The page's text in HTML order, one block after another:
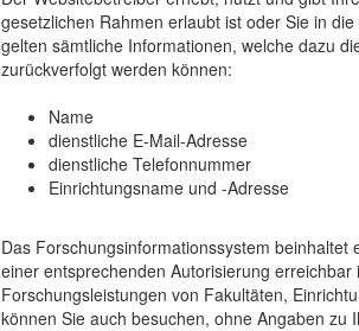
gesetzlichen Rahmen erlaubt ist oder Sie in
gelten sämtliche Informationen, welche dazu
zurückverfolgt werden können:
Name
dienstliche E-Mail-Adresse
dienstliche Telefonnummer
Einrichtungsname und -Adresse
Das Forschungsinformationssystem beinhaltet
einer entsprechenden Autorisierung
Forschungsleistungen von Fakultäten,
können Sie auch besuchen, ohne Angaben zu